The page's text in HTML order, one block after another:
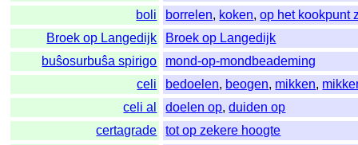
boli
borrelen, koken,op het kookpunt
Broek op Langedijk
Broek op Langedijk
buŝosurbuŝa spirigo
mond-op-mondbeademing
celi
bedoelen, beogen, mikken,
celi al
doelen op,duiden op
certagrade
tot op zekere hoogte